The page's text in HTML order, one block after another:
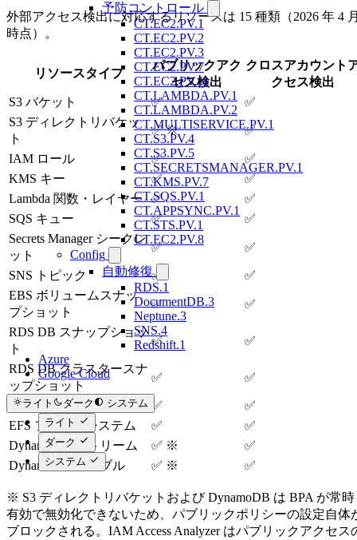
予防コントロール
CT.EC2.PV.1
CT.EC2.PV.2
CT.EC2.PV.3
CT.EC2.PV.7
CT.EC2.PV.11
CT.LAMBDA.PV.1
CT.LAMBDA.PV.2
CT.MULTISERVICE.PV.1
CT.S3.PV.4
CT.S3.PV.5
CT.SECRETSMANAGER.PV.1
CT.KMS.PV.7
CT.SQS.PV.1
CT.APPSYNC.PV.1
CT.STS.PV.1
CT.EC2.PV.8
Config
自動修復
RDS.1
DocumentDB.3
Neptune.3
SNS.4
Redshift.1
Azure
Google Cloud
ライト ダーク
システム
ライト
ダーク
システム
外部アクセス検出に対応するリソースは 15 種類（2026 年 4
時点）。
リソースタイプ
パブリックアク
セス検出
クロスアカウント
クセス検出
S3 バケット
✅
✅
S3 ディレクトリバケッ
ト
✅ ※ ✅
IAM ロール ✅
✅
KMS キー
✅
✅
Lambda 関数・レイヤー
✅
✅
SQS キュー
✅
✅
Secrets Manager シークレ
ット
✅ ✅
SNS トピック ✅
✅
EBS ボリュームスナッ
プショット
✅ ✅
RDS DB スナップショッ
ト
✅ ✅
RDS DB クラスタースナ
ップショット
✅ ✅
ECR リポジトリ ✅
✅
EFS ファイルシステム
✅
✅
DynamoDB ストリーム
✅ ※
✅
DynamoDB テーブル
✅ ※ ✅
※ S3 ディレクトリバケットおよび DynamoDB は BPA が常時
有効で無効化できないため、パブリックポリシーの設定自体
ブロックされる。IAM Access Analyzer はパブリックアクセス